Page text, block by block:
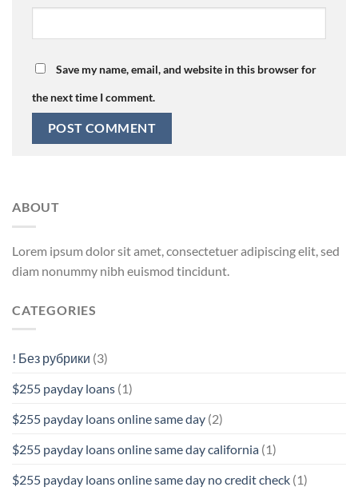
Save my name, email, and website in this browser for
the next time I comment.
ABOUT
Lorem ipsum dolor sit amet, consectetuer adipiscing elit, sed
diam nonummy nibh euismod tincidunt.
CATEGORIES
! Без рубрики (3)
$255 payday loans (1)
$255 payday loans online same day (2)
$255 payday loans online same day california (1)
$255 payday loans online same day no credit check (1)